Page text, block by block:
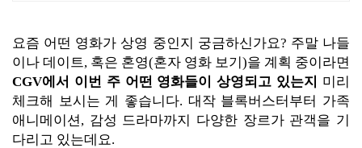
요즘 어떤 영화가 상영 중인지 궁금하신가요? 주말 나들
이나 데이트, 혹은 혼영(혼자 영화 보기)을 계획 중이라면
CGV에서 이번 주 어떤 영화들이 상영되고 있는지
미리
체크해 보시는 게 좋습니다. 대작 블록버스터부터 가족
애니메이션, 감성 드라마까지 다양한 장르가 관객을 기
다리고 있는데요.